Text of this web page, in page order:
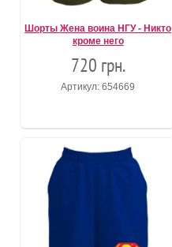
Шорты Жена воина НГУ - Никто
кроме него
720 грн.
Артикул: 654669